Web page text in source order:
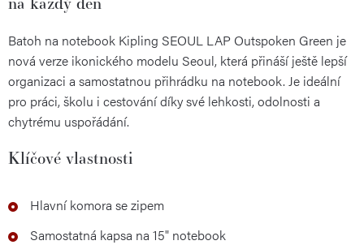
Batoh na notebook Kipling SEOUL LAP Outspoken Green je
nová verze ikonického modelu Seoul, která přináší ještě lepší
organizaci a samostatnou přihrádku na notebook. Je ideální
pro práci, školu i cestování díky své lehkosti, odolnosti a
chytrému uspořádání.
Klíčové vlastnosti
Hlavní komora se zipem
Samostatná kapsa na 15" notebook